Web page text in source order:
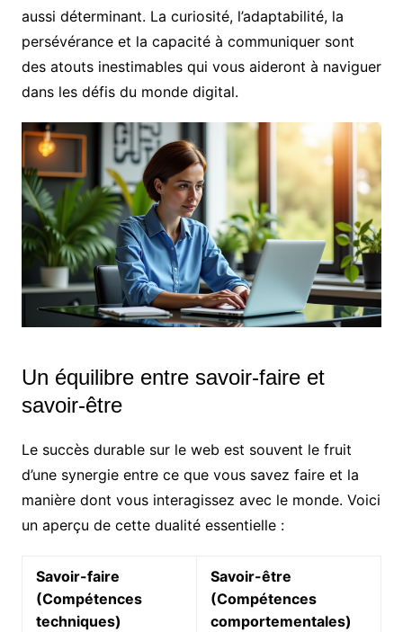
aussi déterminant. La curiosité, l’adaptabilité, la
persévérance et la capacité à communiquer sont
des atouts inestimables qui vous aideront à naviguer
dans les défis du monde digital.
Un équilibre entre savoir-faire et
savoir-être
Le succès durable sur le web est souvent le fruit
d’une synergie entre ce que vous savez faire et la
manière dont vous interagissez avec le monde. Voici
un aperçu de cette dualité essentielle :
Savoir-faire
(Compétences
techniques)
Savoir-être
(Compétences
comportementales)